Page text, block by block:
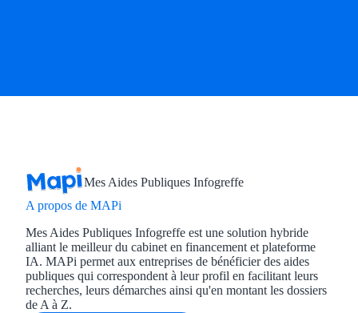
Mes Aides Publiques Infogreffe
A propos de MAPi
Mes Aides Publiques Infogreffe est une solution hybride
alliant le meilleur du cabinet en financement et plateforme
IA. MAPi permet aux entreprises de bénéficier des aides
publiques qui correspondent à leur profil en facilitant leurs
recherches, leurs démarches ainsi qu'en montant les dossiers
de A à Z.